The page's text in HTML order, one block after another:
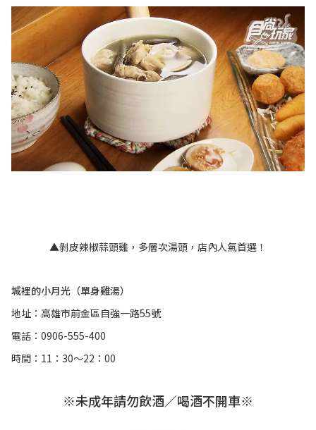
▲剝皮辣椒蒜頭雞，多層次湯頭，店內人氣首選！
城裡的小月光（單身雞湯）
地址：高雄市前金區自強一路55號
電話：0906-555-400
時間：11：30～22：00
※未成年請勿飲酒／喝酒不開車※